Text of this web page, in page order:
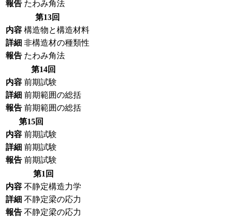
報告 たわみ角法
第13回
内容 構造物と構造材料
詳細 非構造材の種類性
報告 たわみ角法
第14回
内容 前期試験
詳細 前期範囲の総括
報告 前期範囲の総括
第15回
内容 前期試験
詳細 前期試験
報告 前期試験
第1回
内容 不静定構造力学
詳細 不静定梁の応力
報告 不静定梁の応力